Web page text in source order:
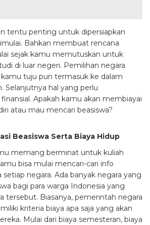
tentu penting untuk dipersiapkan
Bahkan membuat rencana
sejak kamu memutuskan untuk
di luar negeri. Pemilihan negara
tuju pun termasuk ke dalam
Selanjutnya hal yang perlu
Apakah kamu akan membiayai
atau mau mencari beasiswa?
Beasiswa Serta Biaya Hidup
memang berminat untuk kuliah
bisa mulai mencari-cari info
negara. Ada banyak negara yang
bagi para warga Indonesia yang
tersebut. Biasanya, pemerintah negara
kriteria biaya apa saja yang akan
Mulai dari biaya semesteran, biaya